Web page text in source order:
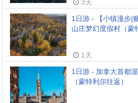
3天
1日游 - 【小镇漫步|
山庄梦幻度假村（蒙
1天
1日游 - 加拿大首都
（蒙特利尔往返）